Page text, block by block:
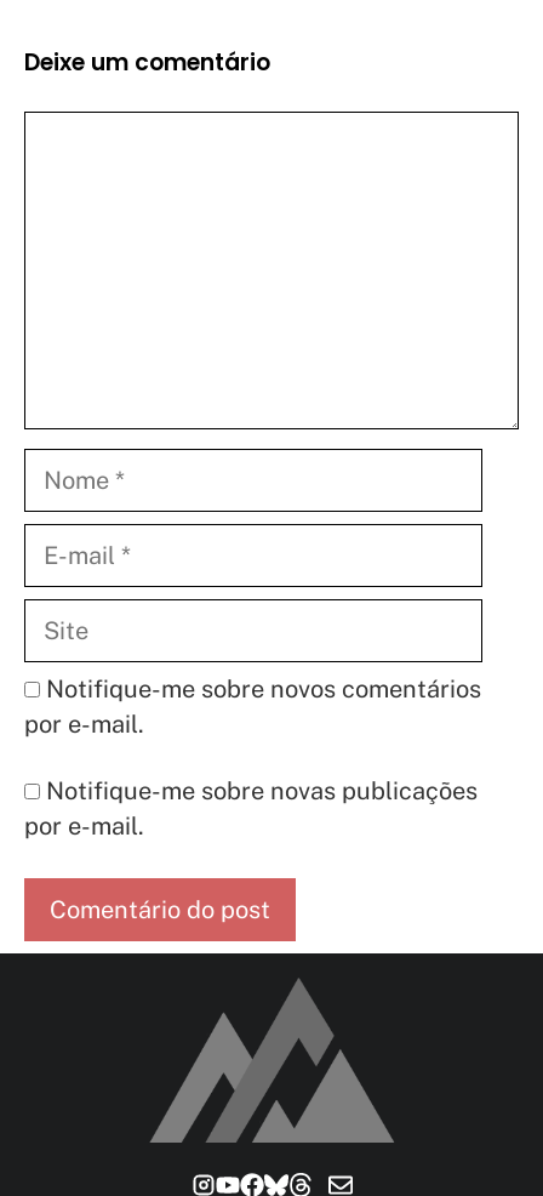
Deixe um comentário
mail
Notifique-me sobre novos comentários
por e-mail.
Notifique-me sobre novas publicações
por e-mail.